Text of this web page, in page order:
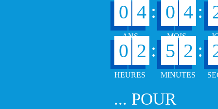
0 4 : 0 4 :
0 2 : 5 2 :
... POUR